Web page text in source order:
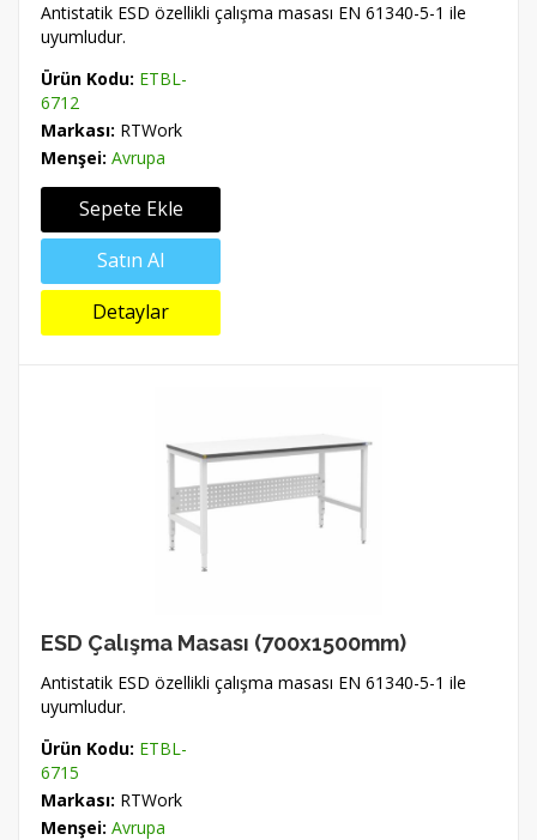
Antistatik ESD özellikli çalışma masası EN 61340-5-1 ile
uyumludur.
Ürün Kodu: ETBL-
6712
Markası: RTWork
Menşei: Avrupa
Sepete Ekle
Satın Al
Detaylar
ESD Çalışma Masası (700x1500mm)
Antistatik ESD özellikli çalışma masası EN 61340-5-1 ile
uyumludur.
Ürün Kodu: ETBL-
6715
Markası: RTWork
Menşei: Avrupa